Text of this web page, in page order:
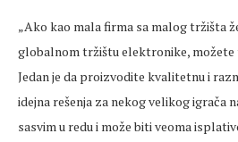
„Ako kao mala firma sa malog tržišta
globalnom tržištu elektronike, možete
Jedan je da proizvodite kvalitetnu i
idejna rešenja za nekog velikog igrača
sasvim u redu i može biti veoma